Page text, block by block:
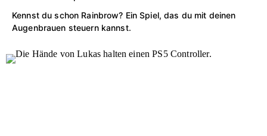
Kennst du schon Rainbrow? Ein Spiel, das du mit deinen
Augenbrauen steuern kannst.